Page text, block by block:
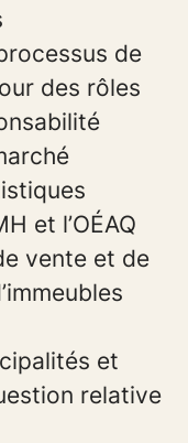
de
des rôles
et l’OÉAQ
vente et de
et
relative